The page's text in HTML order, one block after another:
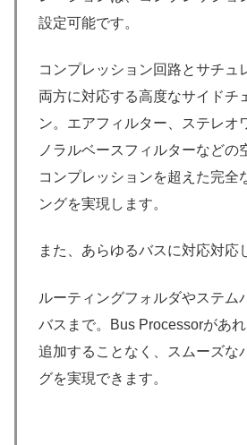
設定可能です。
コンプレッション回路とサチュ
両方に対応する高度なサイドチ
ン。エアフィルター、ステレオ
ノラルベースフィルターなどの
コンプレッションを超えた完全
ングを実現します。
また、あらゆるバスに対応対応
ルーティングフォルダやステム
バスまで。Bus Processorがあ
追加することなく、スムーズな
グを実現できます。